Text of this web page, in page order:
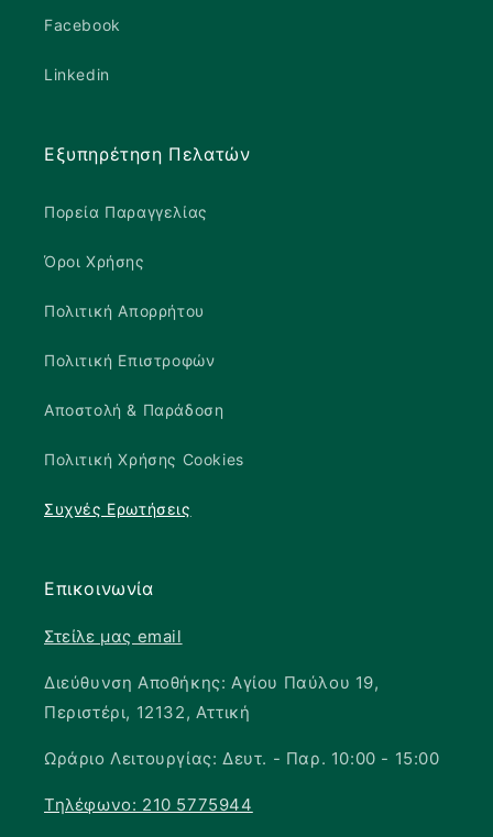
Facebook
Linkedin
Εξυπηρέτηση Πελατών
Πορεία Παραγγελίας
Όροι Χρήσης
Πολιτική Απορρήτου
Πολιτική Επιστροφών
Αποστολή & Παράδοση
Πολιτική Χρήσης Cookies
Συχνές Ερωτήσεις
Επικοινωνία
Στείλε μας email
Διεύθυνση Αποθήκης: Αγίου Παύλου 19,
Περιστέρι, 12132, Αττική
Ωράριο Λειτουργίας: Δευτ. - Παρ. 10:00 - 15:00
Τηλέφωνο: 210 5775944